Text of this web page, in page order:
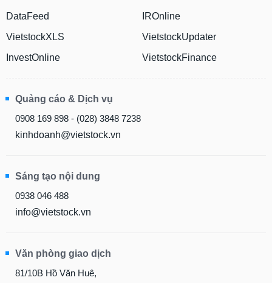
DataFeed
VietstockXLS
InvestOnline
IROnline
VietstockUpdater
VietstockFinance
Quảng cáo & Dịch vụ
0908 169 898 - (028) 3848 7238
kinhdoanh@vietstock.vn
Sáng tạo nội dung
0938 046 488
info@vietstock.vn
Văn phòng giao dịch
81/10B Hồ Văn Huê,